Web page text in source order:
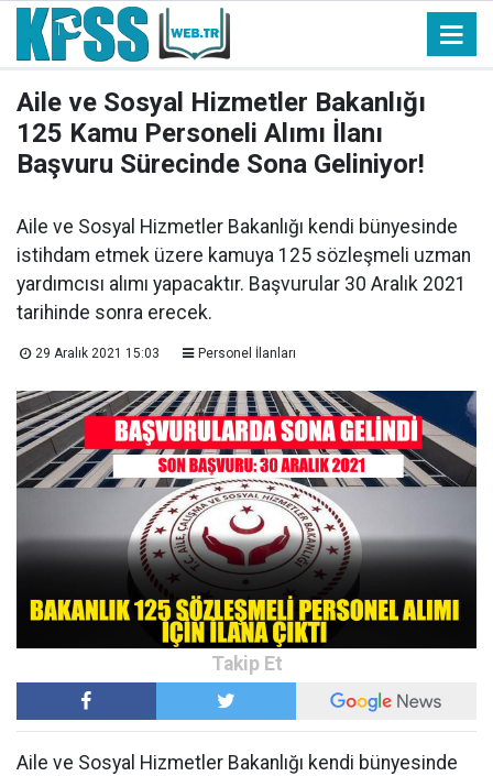
Aile ve Sosyal Hizmetler Bakanlığı
125 Kamu Personeli Alımı İlanı
Başvuru Sürecinde Sona Geliniyor!
Aile ve Sosyal Hizmetler Bakanlığı kendi bünyesinde
istihdam etmek üzere kamuya 125 sözleşmeli uzman
yardımcısı alımı yapacaktır. Başvurular 30 Aralık 2021
tarihinde sonra erecek.
29 Aralık 2021 15:03 Personel İlanları
Aile ve Sosyal Hizmetler Bakanlığı kendi bünyesinde